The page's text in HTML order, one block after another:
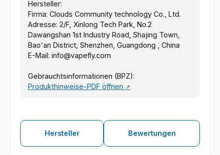
Hersteller:
Firma: Clouds Community technology Co., Ltd.
Adresse: 2/F, Xinlong Tech Park, No.2
Dawangshan 1st Industry Road, Shajing Town,
Bao'an District, Shenzhen, Guangdong , China
E-Mail: info@vapefly.com
Gebrauchtsinformationen (BPZ):
Produkthinweise-PDF öffnen ↗
Hersteller Bewertungen